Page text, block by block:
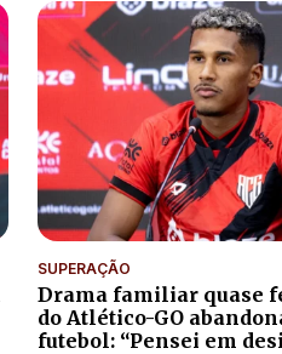
SUPERAÇÃO
Drama familiar quase
do Atlético-GO
futebol: “Pensei em